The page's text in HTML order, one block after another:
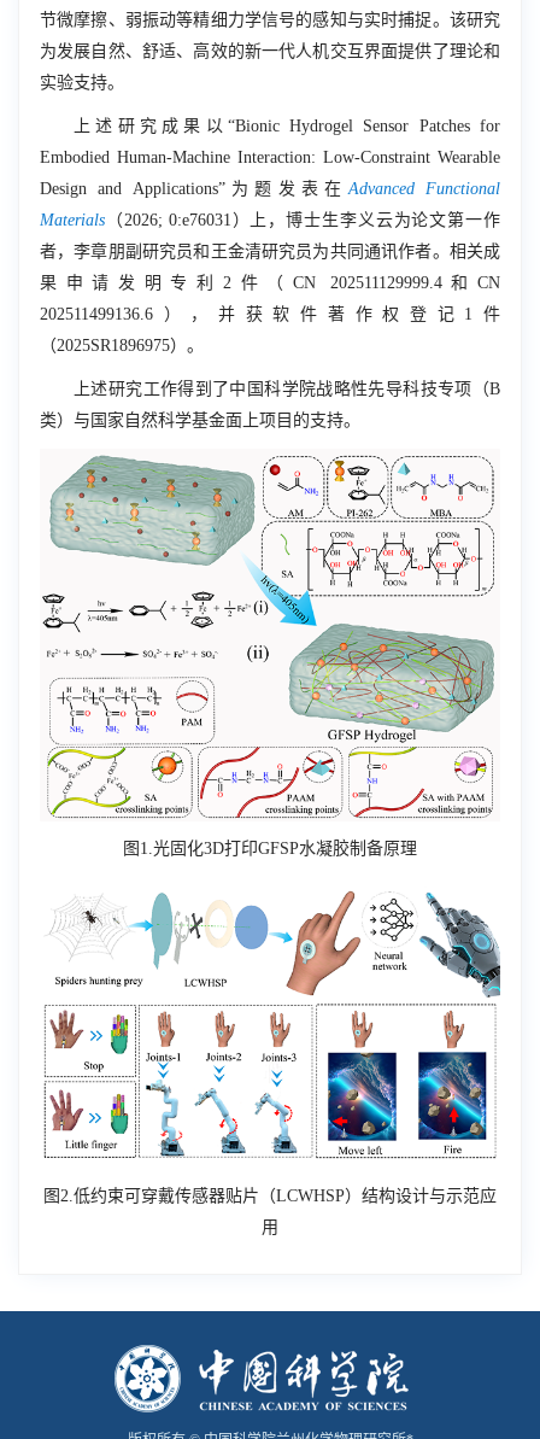
节微摩擦、弱振动等精细力学信号的感知与实时捕捉。该研究
为发展自然、舒适、高效的新一代人机交互界面提供了理论和
实验支持。
上述研究成果以“Bionic Hydrogel Sensor Patches for
Embodied Human-Machine Interaction: Low-Constraint Wearable
Design and Applications”为题发表在Advanced Functional
Materials （2026; 0:e76031 ）上，博士生李义云为论文第一作
者，李章朋副研究员和王金清研究员为共同通讯作者。相关成
果申请发明专利 2件（ CN 202511129999.4和CN
202511499136.6 ），并获软件著作权登记 1 件
（2025SR1896975）。
上述研究工作得到了中国科学院战略性先导科技专项（B
类）与国家自然科学基金面上项目的支持。
图 1.光固化3D打印GFSP水凝胶制备原理
图 2. 低约束可穿戴传感器贴片（LCWHSP）结构设计与示范应
用